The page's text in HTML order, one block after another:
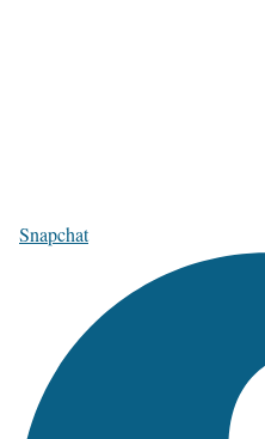
Snapchat